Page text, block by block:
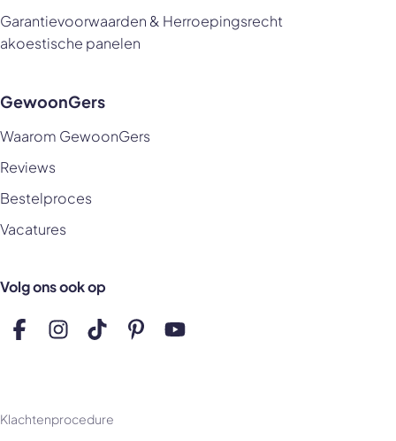
Garantievoorwaarden & Herroepingsrecht
akoestische panelen
GewoonGers
Waarom GewoonGers
Reviews
Bestelproces
Vacatures
Volg ons ook op
Volg ons op Facebook
Volg ons op Instagram
Volg ons op TikTok
Volg ons op Pinterest
Volg ons op YouTube
Klachtenprocedure